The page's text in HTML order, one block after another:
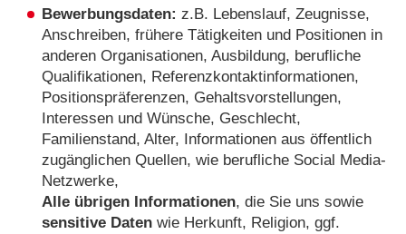
Bewerbungsdaten: z.B. Lebenslauf, Zeugnisse,
Anschreiben, frühere Tätigkeiten und Positionen in
anderen Organisationen, Ausbildung, berufliche
Qualifikationen, Referenzkontaktinformationen,
Positionspräferenzen, Gehaltsvorstellungen,
Interessen und Wünsche, Geschlecht,
Familienstand, Alter, Informationen aus öffentlich
zugänglichen Quellen, wie berufliche Social Media-
Netzwerke,
Alle übrigen Informationen, die Sie uns sowie
sensitive Daten wie Herkunft, Religion, ggf.